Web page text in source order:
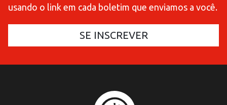
usando o link em cada boletim que enviamos a você.